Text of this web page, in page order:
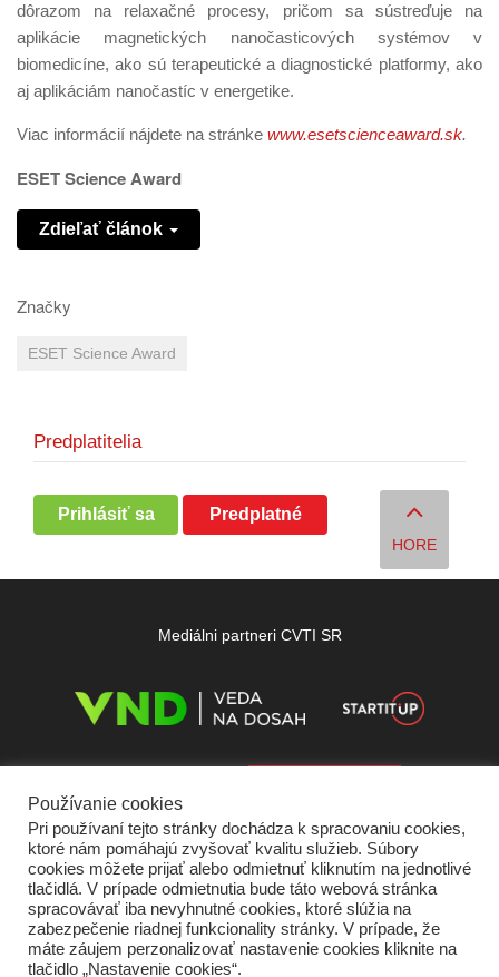
dôrazom na relaxačné procesy, pričom sa sústreďuje na
aplikácie magnetických nanočasticových systémov v
biomedicíne, ako sú terapeutické a diagnostické platformy, ako
aj aplikáciám nanočastíc v energetike.
Viac informácií nájdete na stránke www.esetscienceaward.sk.
ESET Science Award
Zdieľať článok
Značky
ESET Science Award
Predplatitelia
Prihlásiť sa Predplatné
HORE
Mediálni partneri CVTI SR
Používanie cookies
Pri používaní tejto stránky dochádza k spracovaniu cookies,
ktoré nám pomáhajú zvyšovať kvalitu služieb. Súbory
cookies môžete prijať alebo odmietnuť kliknutím na jednotlivé
tlačidlá. V prípade odmietnutia bude táto webová stránka
spracovávať iba nevyhnutné cookies, ktoré slúžia na
zabezpečenie riadnej funkcionality stránky. V prípade, že
máte záujem perzonalizovať nastavenie cookies kliknite na
tlačidlo „Nastavenie cookies“.